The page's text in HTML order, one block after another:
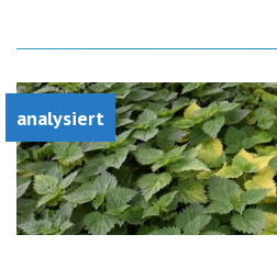
analysiert